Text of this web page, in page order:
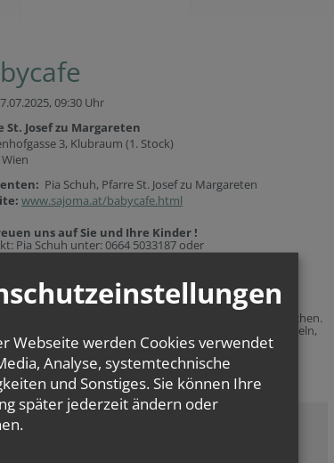
09:30 Uhr
St. Josef zu Margareten
3, Klubraum (1. Stock)
Pia Schuh, Pfarre St. Josef zu Margareten
www.sajoma.at/babycafe.html
uns aufSie und Ihre Kinder !
Pia Schuh unter: 0664 5033187 oder
Bewegung-Gespräch
und Kinder von 0 - 100 Jahren bei Kaffee/Tee und Kuchen.
Kleinen gibt es eine Obstjause und viel Platz zum Krabbeln,
und
Webseite werden Cookies verwendet
Analyse, systemtechnische
und Sonstiges. Sie können Ihre
später jederzeit ändern oder